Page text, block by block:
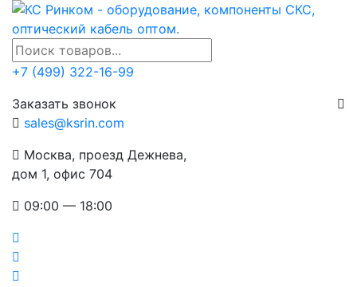
+7 (499) 322-16-99
Заказать звонок
sales@ksrin.com
Москва, проезд Дежнева,
дом 1, офис 704
09:00 — 18:00